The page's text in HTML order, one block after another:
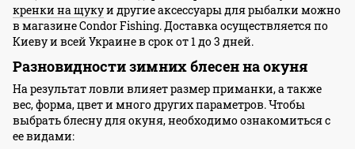
кренки на щукуи другие аксессуары для рыбалки можно
в магазине Condor Fishing. Доставка осуществляется по
Киеву и всей Украине в срок от 1 до 3 дней.
Разновидности зимних блесен на окуня
На результат ловли влияет размер приманки, а также
вес, форма, цвет и много других параметров. Чтобы
выбрать блесну для окуня, необходимо ознакомиться с
ее видами: